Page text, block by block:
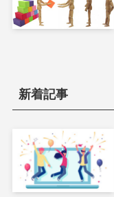
新着記事